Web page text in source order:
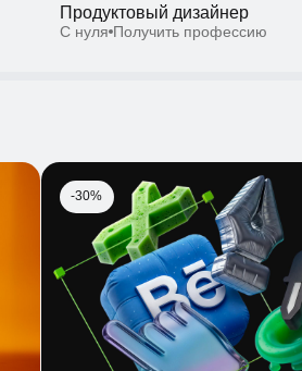
Как усилить портфолио с помощью
нейросетей
Освоить навык
6 дней